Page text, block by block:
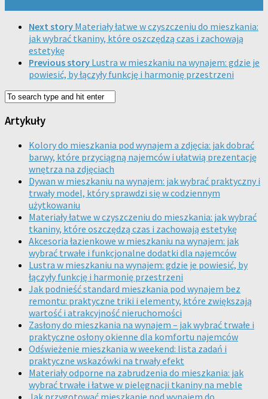
Next story Materiały łatwe w czyszczeniu do mieszkania:
jak wybrać tkaniny, które oszczędzą czas i zachowają
estetykę
Previous story Lustra w mieszkaniu na wynajem: gdzie je
powiesić, by łączyły funkcję i harmonię przestrzeni
Artykuły
Kolory do mieszkania pod wynajem a zdjęcia: jak dobrać
barwy, które przyciągną najemców i ułatwią prezentację
wnętrza na zdjęciach
Dywan w mieszkaniu na wynajem: jak wybrać praktyczny i
trwały model, który sprawdzi się w codziennym
użytkowaniu
Materiały łatwe w czyszczeniu do mieszkania: jak wybrać
tkaniny, które oszczędzą czas i zachowają estetykę
Akcesoria łazienkowe w mieszkaniu na wynajem: jak
wybrać trwałe i funkcjonalne dodatki dla najemców
Lustra w mieszkaniu na wynajem: gdzie je powiesić, by
łączyły funkcję i harmonię przestrzeni
Jak podnieść standard mieszkania pod wynajem bez
remontu: praktyczne triki i elementy, które zwiększają
wartość i atrakcyjność nieruchomości
Zasłony do mieszkania na wynajem – jak wybrać trwałe i
praktyczne osłony okienne dla komfortu najemców
Odświeżenie mieszkania w weekend: lista zadań i
praktyczne wskazówki na trwały efekt
Materiały odporne na zabrudzenia do mieszkania: jak
wybrać trwałe i łatwe w pielęgnacji tkaniny na meble